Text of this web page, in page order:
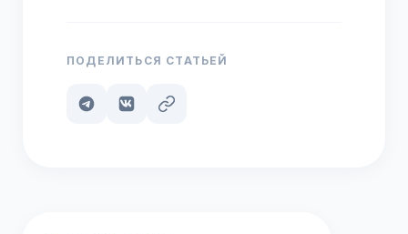
ПОДЕЛИТЬСЯ СТАТЬЕЙ